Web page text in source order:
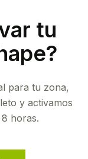
tu
?
para tu zona,
y activamos
horas.